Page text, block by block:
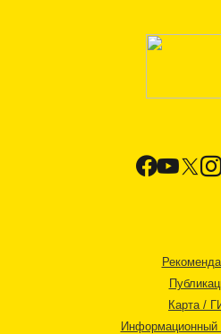
Карта /
Информационный